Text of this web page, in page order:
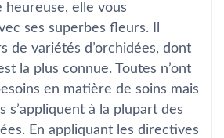
heureuse, elle vous
ses superbes fleurs. Il
de variétés d’orchidées, dont
la plus connue. Toutes n’ont
en matière de soins mais
s’appliquent à la plupart des
En appliquant les directives